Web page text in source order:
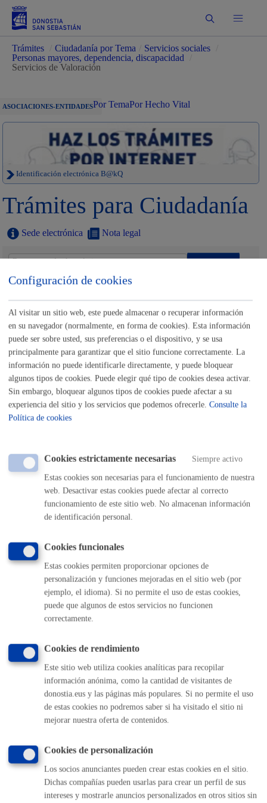
Buscar
Trámites Ciudadanía por Tema Servicios sociales
Personas mayores, dependencia, discapacidad
Servicios de Valoración
ASOCIACIONES-ENTIDADESPor TemaPor Hecho Vital
Identificación electrónica B@kQ
Trámites para Ciudadanía
Sede electrónica Nota legal
Listado completo de Trámites
Servicios de Valoración
Valoración de dependencia
ONLINE
PRESENCIAL
TELÉFONO
ONLINE
PRESENCIAL
TELÉFONO
MÁQUINA
Volver al índice Volver atrás
Comunícate con el Ayuntamiento de Donostia / San
010(gratuito desde Donostia / San Sebastián)
(+34) 943 481 000
Buzón de la ciudadanía
Informar de un error en la web
Ofertas de empleo
Perfil del contratante
Sede electrónica
Mapas - GeoDonostia
Configuración de cookies
Al visitar un sitio web, este puede almacenar o recuperar información
en su navegador (normalmente, en forma de cookies). Esta información
puede ser sobre usted, sus preferencias o el dispositivo, y se usa
principalmente para garantizar que el sitio funcione correctamente. La
información no puede identificarle directamente, y puede bloquear
algunos tipos de cookies. Puede elegir qué tipo de cookies desea activar.
Sin embargo, bloquear algunos tipos de cookies puede afectar a su
experiencia del sitio y los servicios que podemos ofrecerle. Consulte la
Política de cookies
Cookies estrictamente necesarias Siempre activo
Estas cookies son necesarias para el funcionamiento de nuestra
web. Desactivar estas cookies puede afectar al correcto
funcionamiento de este sitio web. No almacenan información
de identificación personal.
Cookies funcionales
Estas cookies permiten proporcionar opciones de
personalización y funciones mejoradas en el sitio web (por
ejemplo, el idioma). Si no permite el uso de estas cookies,
puede que algunos de estos servicios no funcionen
correctamente.
Cookies de rendimiento
Este sitio web utiliza cookies analíticas para recopilar
información anónima, como la cantidad de visitantes de
donostia.eus y las páginas más populares. Si no permite el uso
de estas cookies no podremos saber si ha visitado el sitio ni
mejorar nuestra oferta de contenidos.
Cookies de personalización
Los socios anunciantes pueden crear estas cookies en el sitio.
Dichas compañías pueden usarlas para crear un perfil de sus
intereses y mostrarle anuncios personalizados en otros sitios sin